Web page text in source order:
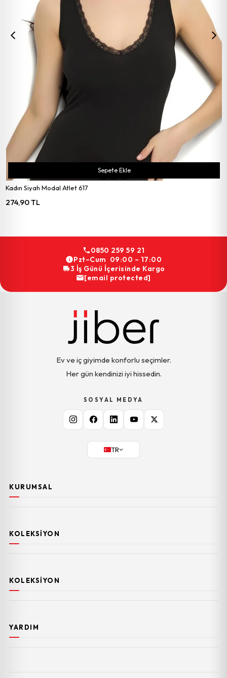
Kadın Siyah Modal Atlet 617
274,90 TL
Sepete Ekle
0850 259 59 21
Pzt–Cum 09:00 – 17:00
3 İş Günü İçerisinde Kargo
[email protected]
Ev ve iç giyimde konforlu seçimler.
Her gün kendinizi iyi hissedin.
SOSYAL MEDYA
TR
KURUMSAL
KOLEKSIYON
KOLEKSIYON
YARDIM